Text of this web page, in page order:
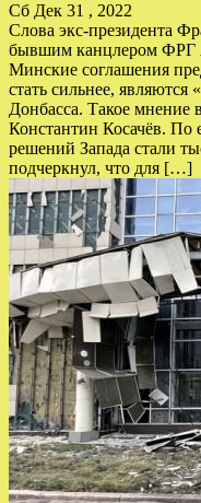
Сб Дек 31 , 2022
Слова экс-президента
бывшим канцлером ФРГ
Минские соглашения
стать сильнее, являются
Донбасса. Такое мнение
Константин Косачёв. По
решений Запада стали
подчеркнул, что для […]